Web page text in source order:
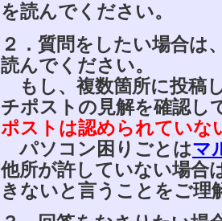
を読んでください。
２．質問をしたい場合は
読んでください。
もし、複数箇所に投稿
チポストの見解を確認し
ポストは認められていな
パソコン困りごとはマ
他所が許していない場合
きないと言うことをご理